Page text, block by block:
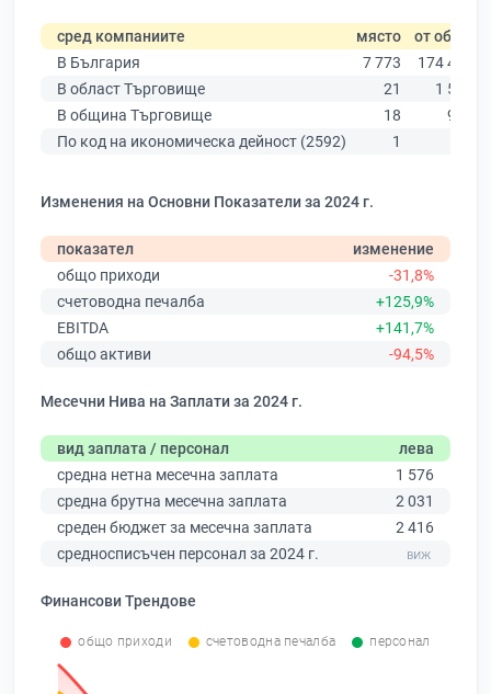
сред компаниите място от общо
В България
7 773
174 403
В област Търговище
21
1 502
В община Търговище
18
933
По код на икономическа дейност (2592)
1
Изменения на Основни Показатели за 2024 г.
показател
изменение
общо приходи
-31,8%
счетоводна печалба
+125,9%
EBITDA
+141,7%
общо активи
-94,5%
Месечни Нива на Заплати за 2024 г.
вид заплата / персонал
лева
средна нетна месечна заплата
1 576
средна брутна месечна заплата
2 031
среден бюджет за месечна заплата
2 416
средносписъчен персонал за 2024 г.
Финансови Трендове
общо приходи счетоводна печалба персонал